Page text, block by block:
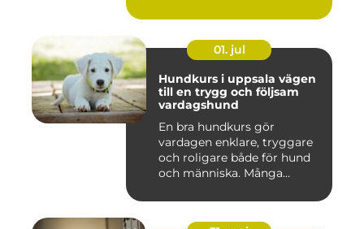
01. jul
Hundkurs i uppsala vägen
till en trygg och följsam
vardagshund
En bra hundkurs gör
vardagen enklare, tryggare
och roligare både för hund
och människa. Många